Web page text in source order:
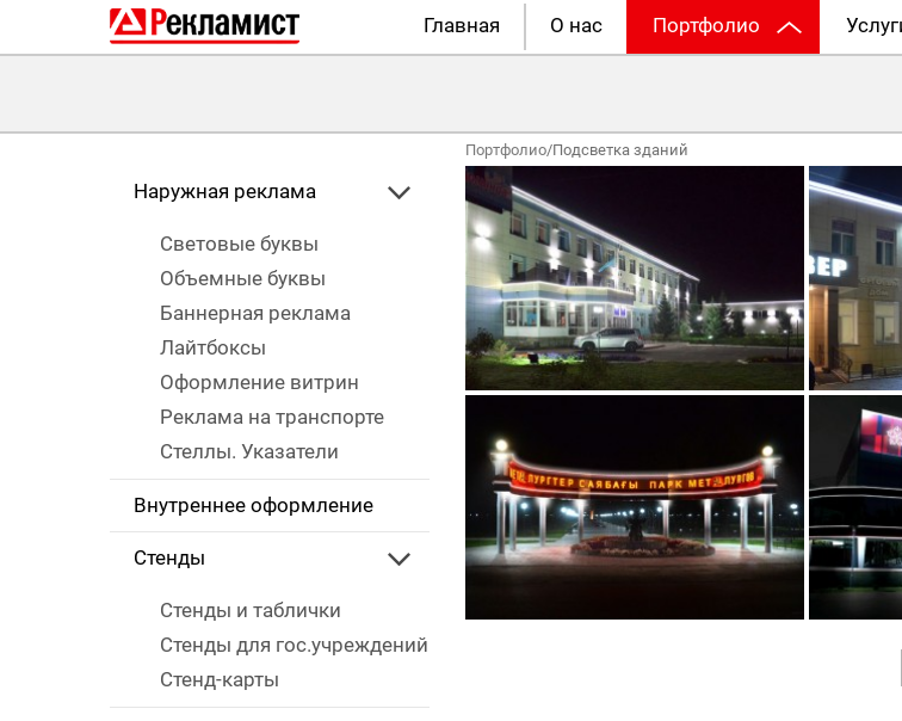
Главная О нас Портфолио
Наружная реклама
Световые буквы
Объемные буквы
Баннерная реклама
Лайтбоксы
Оформление витрин
Реклама на транспорте
Стеллы. Указатели
Внутреннее оформление
Стенды
Стенды и таблички
Стенды для гос.учреждений
Стенд-карты
Портфолио/Подсветка зданий